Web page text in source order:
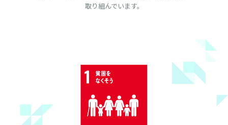
取り組んでいます。